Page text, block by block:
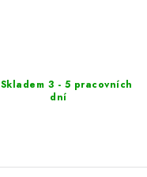
Skladem 3 - 5 pracovních
dní